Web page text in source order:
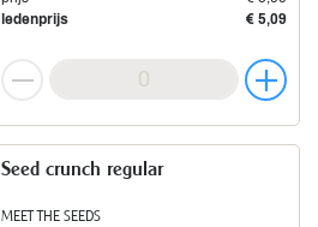
ledenprijs
€ 5,09
MEET THE SEEDS
Seed crunch regular